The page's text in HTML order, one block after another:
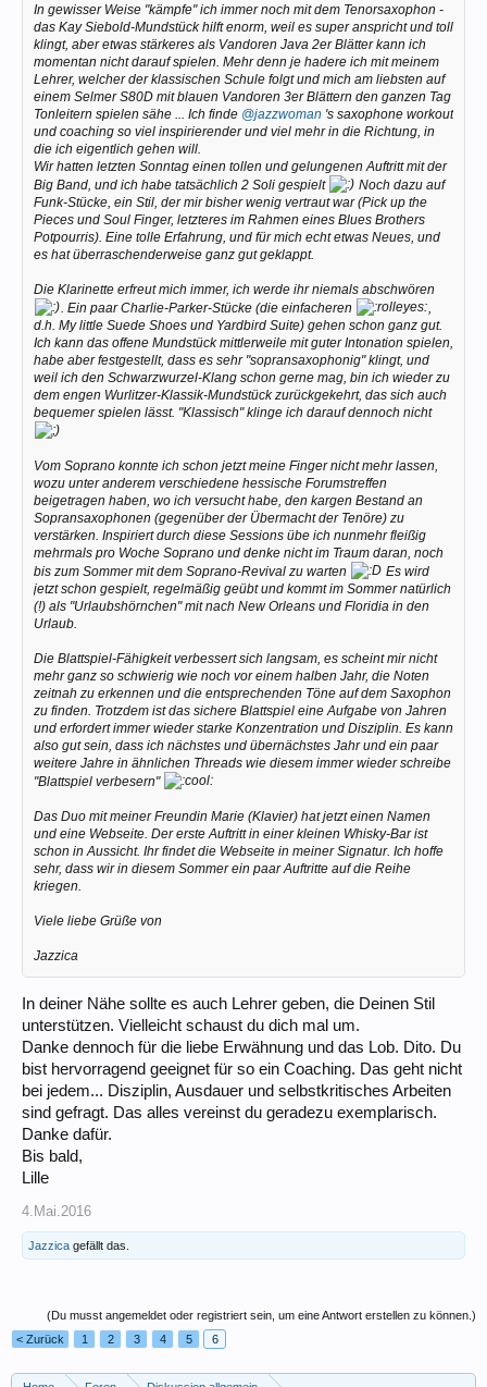
In gewisser Weise "kämpfe" ich immer noch mit dem Tenorsaxophon -
das Kay Siebold-Mundstück hilft enorm, weil es super anspricht und toll
klingt, aber etwas stärkeres als Vandoren Java 2er Blätter kann ich
momentan nicht darauf spielen. Mehr denn je hadere ich mit meinem
Lehrer, welcher der klassischen Schule folgt und mich am liebsten auf
einem Selmer S80D mit blauen Vandoren 3er Blättern den ganzen Tag
Tonleitern spielen sähe ... Ich finde @jazzwoman 's saxophone workout
und coaching so viel inspirierender und viel mehr in die Richtung, in
die ich eigentlich gehen will.
Wir hatten letzten Sonntag einen tollen und gelungenen Auftritt mit der
Big Band, und ich habe tatsächlich 2 Soli gespielt
Noch dazu auf
Funk-Stücke, ein Stil, der mir bisher wenig vertraut war (Pick up the
Pieces und Soul Finger, letzteres im Rahmen eines Blues Brothers
Potpourris). Eine tolle Erfahrung, und für mich echt etwas Neues, und
es hat überraschenderweise ganz gut geklappt.
Die Klarinette erfreut mich immer, ich werde ihr niemals abschwören
. Ein paar Charlie-Parker-Stücke (die einfacheren
d.h. My little Suede Shoes und Yardbird Suite) gehen schon ganz gut.
Ich kann das offene Mundstück mittlerweile mit guter Intonation spielen,
habe aber festgestellt, dass es sehr "sopransaxophonig" klingt, und
weil ich den Schwarzwurzel-Klang schon gerne mag, bin ich wieder zu
dem engen Wurlitzer-Klassik-Mundstück zurückgekehrt, das sich auch
bequemer spielen lässt. "Klassisch" klinge ich darauf dennoch nicht
Vom Soprano konnte ich schon jetzt meine Finger nicht mehr lassen,
wozu unter anderem verschiedene hessische Forumstreffen
beigetragen haben, wo ich versucht habe, den kargen Bestand an
Sopransaxophonen (gegenüber der Übermacht der Tenöre) zu
verstärken. Inspiriert durch diese Sessions übe ich nunmehr fleißig
mehrmals pro Woche Soprano und denke nicht im Traum daran, noch
bis zum Sommer mit dem Soprano-Revival zu warten
Es wird
jetzt schon gespielt, regelmäßig geübt und kommt im Sommer natürlich
(!) als "Urlaubshörnchen" mit nach New Orleans und Floridia in den
Urlaub.
Die Blattspiel-Fähigkeit verbessert sich langsam, es scheint mir nicht
mehr ganz so schwierig wie noch vor einem halben Jahr, die Noten
zeitnah zu erkennen und die entsprechenden Töne auf dem Saxophon
zu finden. Trotzdem ist das sichere Blattspiel eine Aufgabe von Jahren
und erfordert immer wieder starke Konzentration und Disziplin. Es kann
also gut sein, dass ich nächstes und übernächstes Jahr und ein paar
weitere Jahre in ähnlichen Threads wie diesem immer wieder schreibe
"Blattspiel verbesern"
Das Duo mit meiner Freundin Marie (Klavier) hat jetzt einen Namen
und eine Webseite. Der erste Auftritt in einer kleinen Whisky-Bar ist
schon in Aussicht. Ihr findet die Webseite in meiner Signatur. Ich hoffe
sehr, dass wir in diesem Sommer ein paar Auftritte auf die Reihe
kriegen.
Viele liebe Grüße von
Jazzica
In deiner Nähe sollte es auch Lehrer geben, die Deinen Stil
unterstützen. Vielleicht schaust du dich mal um.
Danke dennoch für die liebe Erwähnung und das Lob. Dito. Du
bist hervorragend geeignet für so ein Coaching. Das geht nicht
bei jedem... Disziplin, Ausdauer und selbstkritisches Arbeiten
sind gefragt. Das alles vereinst du geradezu exemplarisch.
Danke dafür.
Bis bald,
Lille
4.Mai.2016
Jazzica gefällt das.
(Du musst angemeldet oder registriert sein, um eine Antwort erstellen zu können.)
< Zurück
1 2 3 4 5 6